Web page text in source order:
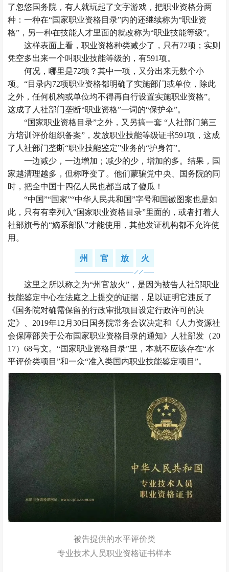
了忽悠国务院，有人就玩起了文字游戏，把职业资格分两
种：一种在“国家职业资格目录”内的还继续称为“职业资
格”，另一种在技能人才里面的就改称为“职业技能等级”。
这样表面上看，职业资格种类减少了，只有72项；实则
凭空多出来一个叫职业技能等级的，有591项。
何况，哪里是72项？其中一项，又分出来无数个小
项。“目录内72项职业资格都明确了实施部门或单位，除此
之外，任何机构或单位均不得再自行设置实施职业资格”。
这成了人社部门垄断“职业资格”一词的“保护伞”。
“国家职业资格目录”之外，又另搞一套 “人社部门第三
方培训评价组织备案”，发放职业技能等级证书591项，这成
了人社部门垄断“职业技能鉴定”业务的“护身符”。
一边减少，一边增加；减少的少，增加的多。结果，国
家越清理越多，但称呼变了。他们蒙骗党中央、国务院的同
时，把全中国十四亿人民也都当成了傻瓜！
“中国”“国家”“中华人民共和国”字号和国徽图案也是如
此，只有有幸列入“国家职业资格目录”里面的，或者打着人
社部旗号的“嫡系部队”才能使用，其他发证机构都不允许使
用。
州 官 放 火
这里之所以称之为“州官放火”，是因为被告人社部职业
技能鉴定中心在法庭之上提交的证据，足以证明它违反了
《国务院对确需保留的行政审批项目设定行政许可的决
定》、2019年12月30日国务院常务会议决定和《人力资源社
会保障部关于公布国家职业资格目录的通知》人社部发（20
17）68号文。“国家职业资格目录”里，本就不应该存在“水
平评价类项目”和一众“准入类国内职业技能鉴定项目”。
被告提供的水平评价类
专业技术人员职业资格证书样本